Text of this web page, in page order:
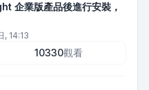
企業版產品後進行安裝，
, 14:13
10330觀看